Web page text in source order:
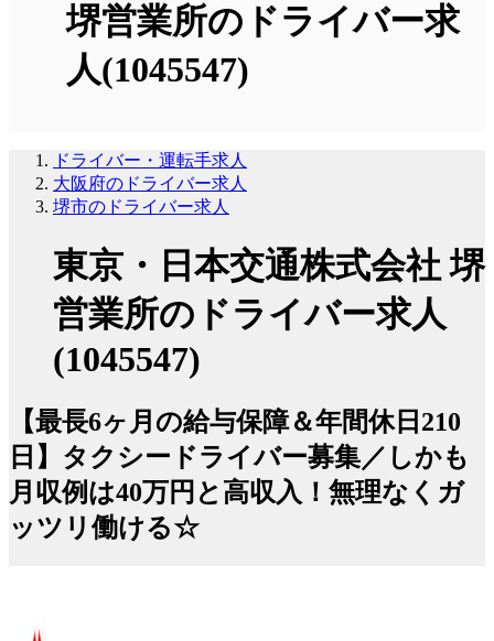
堺営業所のドライバー求
人(1045547)
ドライバー・運転手求人
大阪府のドライバー求人
堺市のドライバー求人
東京・日本交通株式会社 堺
営業所のドライバー求人
(1045547)
【最長6ヶ月の給与保障＆年間休日210
日】タクシードライバー募集／しかも
月収例は40万円と高収入！無理なくガ
ッツリ働ける☆